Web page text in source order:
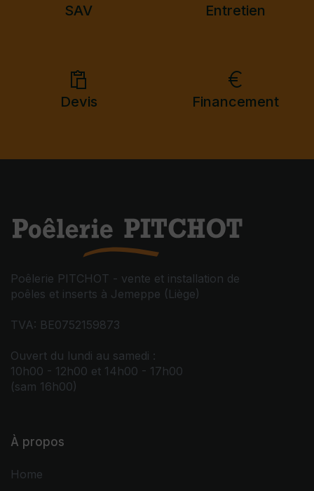
SAV Entretien
Devis Financement
Poêlerie PITCHOT - vente et installation de
poêles et inserts à Jemeppe (Liège)
TVA: BE0752159873
Ouvert du lundi au samedi :
10h00 - 12h00 et 14h00 - 17h00
(sam 16h00)
À propos
Home